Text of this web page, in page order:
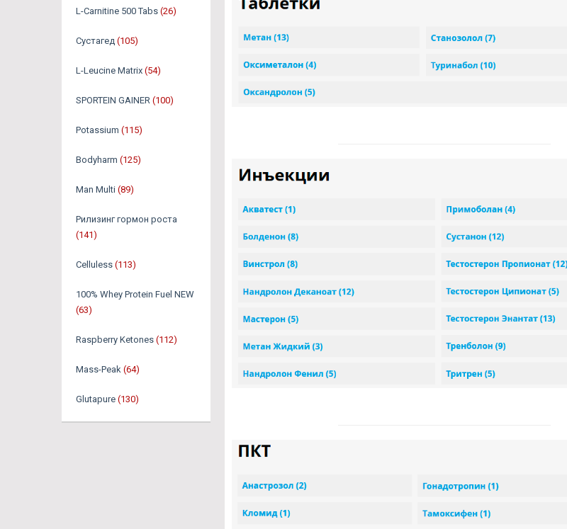
L-Carnitine 500 Tabs (26)
Сустагед (105)
L-Leucine Matrix (54)
SPORTEIN GAINER (100)
Potassium (115)
Bodyharm (125)
Man Multi (89)
Рилизинг гормон роста
(141)
Celluless (113)
100% Whey Protein Fuel NEW
(63)
Raspberry Ketones (112)
Mass-Peak (64)
Glutapure (130)